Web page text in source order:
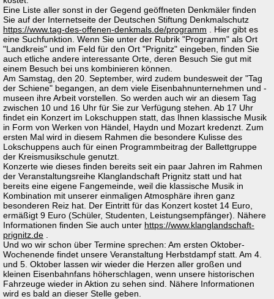
Eine Liste aller sonst in der Gegend geöffneten Denkmäler finden
Sie auf der Internetseite der Deutschen Stiftung Denkmalschutz
https://www.tag-des-offenen-denkmals.de/programm . Hier gibt es
eine Suchfunktion. Wenn Sie unter der Rubrik "Programm" als Ort
"Landkreis" und im Feld für den Ort "Prignitz" eingeben, finden Sie
auch etliche andere interessante Orte, deren Besuch Sie gut mit
einem Besuch bei uns kombinieren können.
Am Samstag, den 20. September, wird zudem bundesweit der "Tag
der Schiene" begangen, an dem viele Eisenbahnunternehmen und -
museen ihre Arbeit vorstellen. So werden auch wir an diesem Tag
zwischen 10 und 16 Uhr für Sie zur Verfügung stehen. Ab 17 Uhr
findet ein Konzert im Lokschuppen statt, das Ihnen klassische Musik
in Form von Werken von Händel, Haydn und Mozart kredenzt. Zum
ersten Mal wird in diesem Rahmen die besondere Kulisse des
Lokschuppens auch für einen Programmbeitrag der Ballettgruppe
der Kreismusikschule genutzt.
Konzerte wie dieses finden bereits seit ein paar Jahren im Rahmen
der Veranstaltungsreihe Klanglandschaft Prignitz statt und hat
bereits eine eigene Fangemeinde, weil die klassische Musik in
Kombination mit unserer einmaligen Atmosphäre ihren ganz
besonderen Reiz hat. Der Eintritt für das Konzert kostet 14 Euro,
ermäßigt 9 Euro (Schüler, Studenten, Leistungsempfänger). Nähere
Informationen finden Sie auch unter https://www.klanglandschaft-
prignitz.de
Und wo wir schon über Termine sprechen: Am ersten Oktober-
Wochenende findet unsere Veranstaltung Herbstdampf statt. Am 4.
und 5. Oktober lassen wir wieder die Herzen aller großen und
kleinen Eisenbahnfans höherschlagen, wenn unsere historischen
Fahrzeuge wieder in Aktion zu sehen sind. Nähere Informationen
wird es bald an dieser Stelle geben.